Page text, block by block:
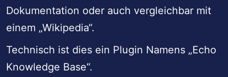
Dokumentation oder auch vergleichbar mit
einem „Wikipedia“.
Technisch ist dies ein Plugin Namens „Echo
Knowledge Base“.